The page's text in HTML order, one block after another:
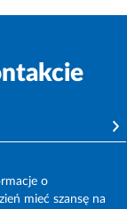
o
mieć szansę na